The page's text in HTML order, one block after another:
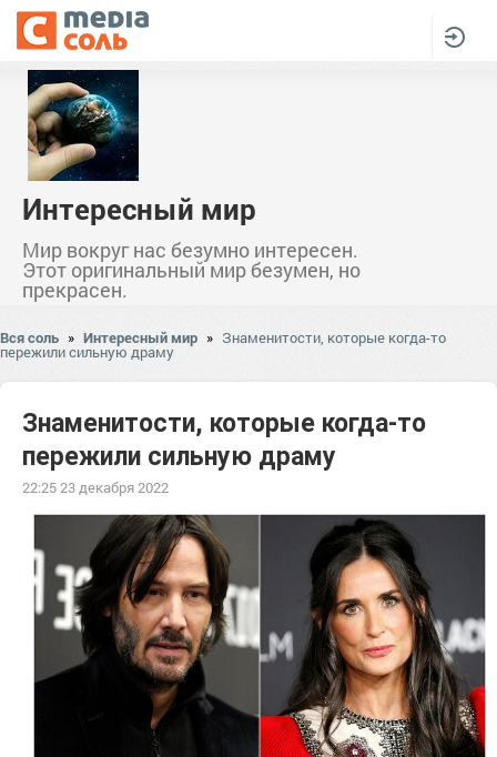
Интересный мир
Мир вокруг нас безумно интересен.
Этот оригинальный мир безумен, но
прекрасен.
Вся соль » Интересный мир » Знаменитости, которые когда-то
пережили сильную драму
Знаменитости, которые когда-то
пережили сильную драму
22:25 23 декабря 2022